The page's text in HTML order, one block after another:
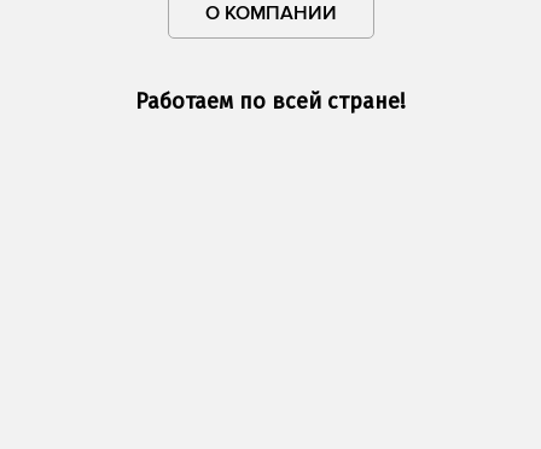
О КОМПАНИИ
Работаем по всей стране!